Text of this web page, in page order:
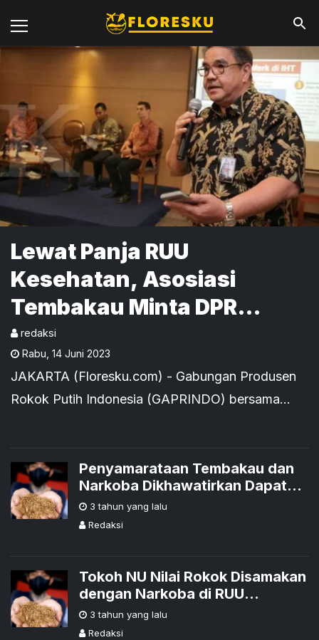
Lewat Panja RUU
Kesehatan, Asosiasi
Tembakau Minta DPR
Tinjau Ulang RUU
Kesehatan dan Tekankan
Aturan yang Adil dan
redaksi
Rabu 14 Juni 2023
JAKARTA (Floresku.com) - Gabungan Produsen
Rokok Putih Indonesia (GAPRINDO) bersama
(GAPPRI) mengapresi
Penyamarataan Tembakau dan
Narkoba Dikhawatirkan Dapat
Tekan Industri Tembakau
3 tahun yang lalu
Redaksi
Tokoh NU Nilai Rokok Disamakan
dengan Narkoba di RUU
Kesehatan Risaukan Petani
Tembakau
3 tahun yang lalu
Redaksi